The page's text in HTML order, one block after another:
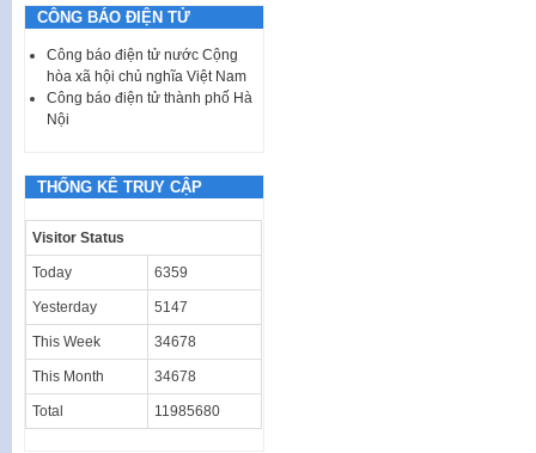
CÔNG BÁO ĐIỆN TỬ
Công báo điện tử nước Cộng
hòa xã hội chủ nghĩa Việt Nam
Công báo điện tử thành phố Hà
Nội
THỐNG KÊ TRUY CẬP
Visitor Status
Today 6359
Yesterday 5147
This Week 34678
This Month 34678
Total 11985680